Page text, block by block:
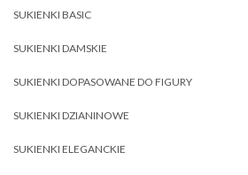
SUKIENKI BASIC
SUKIENKI DAMSKIE
SUKIENKI DOPASOWANE DO FIGURY
SUKIENKI DZIANINOWE
SUKIENKI ELEGANCKIE